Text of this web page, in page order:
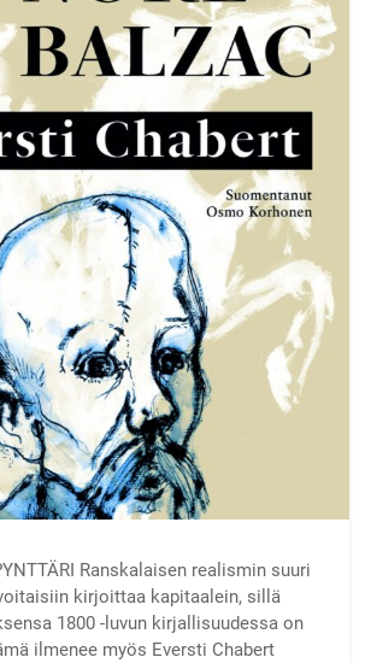
Ranskalaisen realismin suuri
kirjoittaa kapitaalein, sillä
1800 -luvun kirjallisuudessa on
ilmenee myös Eversti Chabert